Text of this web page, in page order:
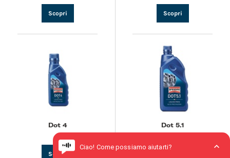
Scopri Scopri
Dot 4
Scopri
Dot 5.1